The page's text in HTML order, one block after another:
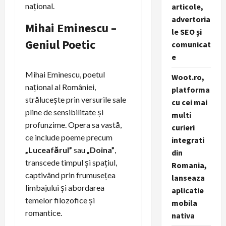
național.
Mihai Eminescu –
Geniul Poetic
Mihai Eminescu, poetul
național al României,
strălucește prin versurile sale
pline de sensibilitate și
profunzime. Opera sa vastă,
ce include poeme precum
„Luceafărul” sau „Doina”
transcede timpul și spațiul,
captivând prin frumusețea
limbajului și abordarea
temelor filozofice și
romantice.
articole,
advertoria
le SEO și
comunicat
e
Woot.ro,
platforma
cu cei mai
multi
curieri
integrati
din
Romania,
lanseaza
aplicatie
mobila
nativa